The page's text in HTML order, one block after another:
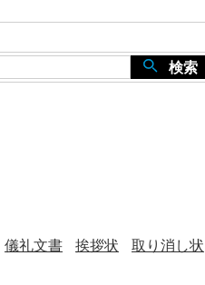
検索
儀礼文書 挨拶状
取り消し状